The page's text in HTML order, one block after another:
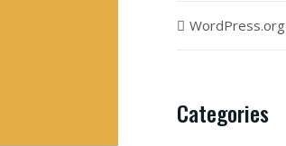
WordPress.org
Categories